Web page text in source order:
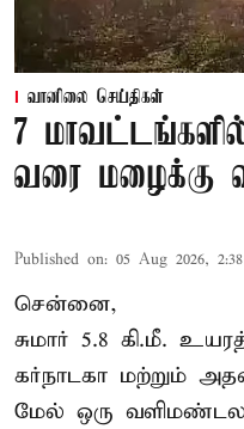
வானிலை செய்திகள்
7
வரை மழைக்கு
Published on: 05 Aug 2026,
சென்னை,
சுமார் 5.8 கி.மீ.
கர்நாடகா மற்றும்
மேல் ஒரு வளிமண்டல